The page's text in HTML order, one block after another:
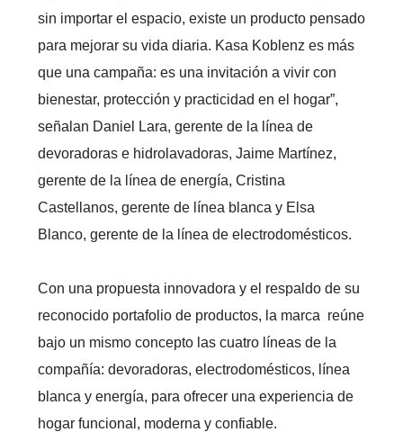
sin importar el espacio, existe un producto pensado
para mejorar su vida diaria. Kasa Koblenz es más
que una campaña: es una invitación a vivir con
bienestar, protección y practicidad en el hogar”,
señalan Daniel Lara, gerente de la línea de
devoradoras e hidrolavadoras, Jaime Martínez,
gerente de la línea de energía, Cristina
Castellanos, gerente de línea blanca y Elsa
Blanco, gerente de la línea de electrodomésticos.
Con una propuesta innovadora y el respaldo de su
reconocido portafolio de productos, la marca reúne
bajo un mismo concepto las cuatro líneas de la
compañía: devoradoras, electrodomésticos, línea
blanca y energía, para ofrecer una experiencia de
hogar funcional, moderna y confiable.